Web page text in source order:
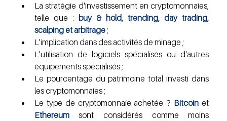
La stratégie d'investissement en cryptomonnaies,
telle que : buy & hold, trending, day trading,
scalping et arbitrage ;
L'implication dans des activités de minage ;
L'utilisation de logiciels spécialisés ou d'autres
équipements spécialisés ;
Le pourcentage du patrimoine total investi dans
les cryptomonnaies ;
Le type de cryptomonnaie achetée ? Bitcoin
Ethereum sont considérés comme moins